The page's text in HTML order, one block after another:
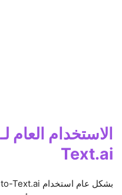
Text.ai